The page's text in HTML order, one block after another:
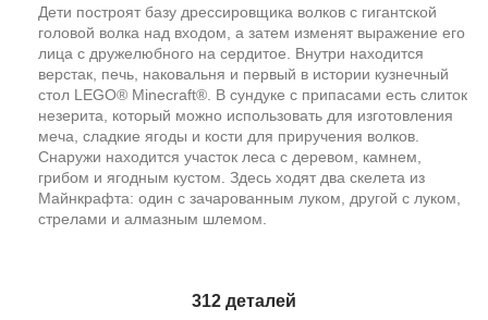
Дети построят базу дрессировщика волков с гигантской
головой волка над входом, а затем изменят выражение его
лица с дружелюбного на сердитое. Внутри находится
верстак, печь, наковальня и первый в истории кузнечный
стол LEGO® Minecraft®. В сундуке с припасами есть слиток
незерита, который можно использовать для изготовления
меча, сладкие ягоды и кости для приручения волков.
Снаружи находится участок леса с деревом, камнем,
грибом и ягодным кустом. Здесь ходят два скелета из
Майнкрафта: один с зачарованным луком, другой с луком,
стрелами и алмазным шлемом.
312 деталей